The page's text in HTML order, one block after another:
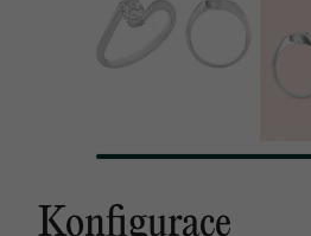
Konfigurace